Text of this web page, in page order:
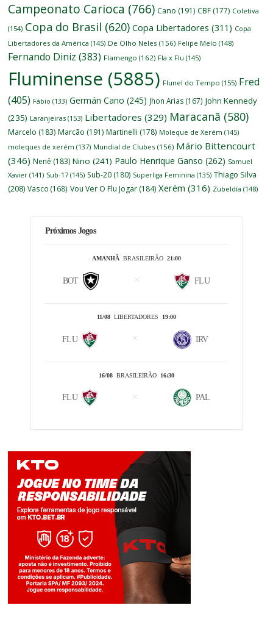
Campeonato Carioca (766) Cano (191) CBF (177) Coletiva
(154) Copa do Brasil (620) Copa Libertadores (311) Copa
Libertadores da América (145) De Olho Neles (156) Felipe Melo (148)
Fernando Diniz (383) Flamengo (162) Fla x Flu (145)
Fluminense (5885) Flunel do Tempo (155) Fred
(405) Fábio (133) Germán Cano (245) Jhon Arias (167) John Kennedy
(235) Laranjeiras (153) Libertadores (329) Maracanã (580)
Marcelo (183) Marcão (191) Martinelli (178) Moleque de Xerém (145)
moleques de xerém (137) Mundial de Clubes (156) Mário Bittencourt
(346) Nenê (183) Nino (241) Paulo Henrique Ganso (262) Samuel
Xavier (141) Sub-17 (145) Sub-20 (180) Superliga Feminina (135) Thiago Silva
(208) Vasco (168) Vou Ver O Flu Jogar (184) Xerém (316) Zubeldía (148)
Próximos Jogos
AMANHÃBRASILEIRÃO 21:00
BOT FLU
11/08LIBERTADORES 19:00
FLU IRV
16/08BRASILEIRÃO 16:30
FLU PAL